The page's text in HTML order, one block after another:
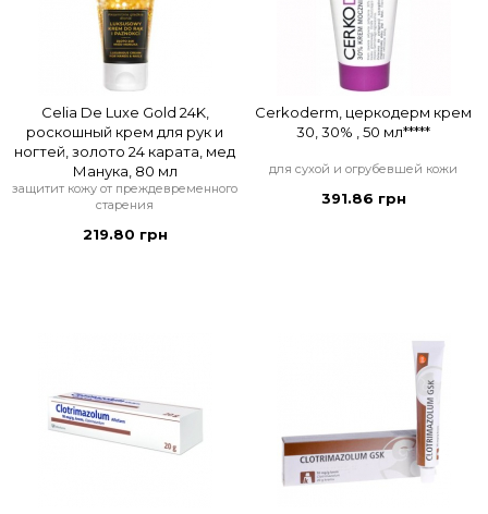
Celia De Luxe Gold 24K,
роскошный крем для рук и
ногтей, золото 24 карата, мед
Манука, 80 мл
защитит кожу от преждевременного
старения
219.80 грн
Cerkoderm, церкодерм крем
30, 30% , 50 мл*****
для сухой и огрубевшей кожи
391.86 грн